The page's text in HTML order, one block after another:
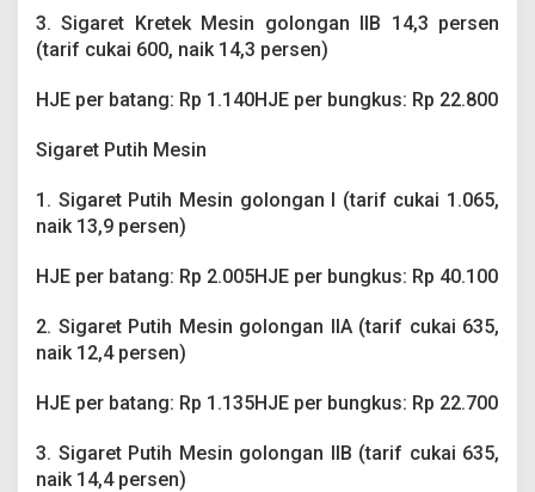
3. Sigaret Kretek Mesin golongan IIB 14,3 persen
(tarif cukai 600, naik 14,3 persen)
HJE per batang: Rp 1.140HJE per bungkus: Rp 22.800
Sigaret Putih Mesin
1. Sigaret Putih Mesin golongan I (tarif cukai 1.065,
naik 13,9 persen)
HJE per batang: Rp 2.005HJE per bungkus: Rp 40.100
2. Sigaret Putih Mesin golongan IIA (tarif cukai 635,
naik 12,4 persen)
HJE per batang: Rp 1.135HJE per bungkus: Rp 22.700
3. Sigaret Putih Mesin golongan IIB (tarif cukai 635,
naik 14,4 persen)